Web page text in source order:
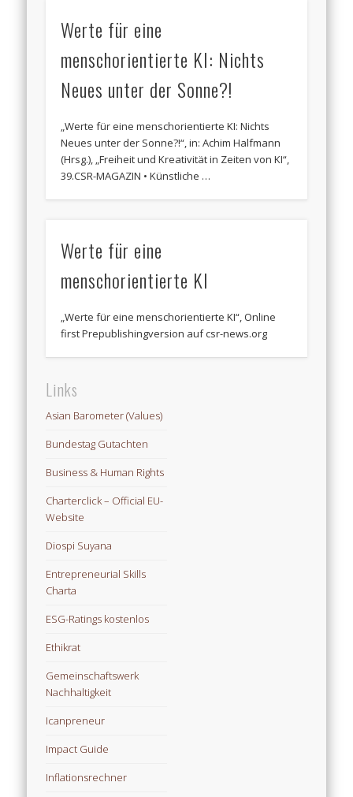
Werte für eine
menschorientierte KI: Nichts
Neues unter der Sonne?!
„Werte für eine menschorientierte KI: Nichts
Neues unter der Sonne?!“, in: Achim Halfmann
(Hrsg.), „Freiheit und Kreativität in Zeiten von KI“,
39.CSR-MAGAZIN • Künstliche …
Werte für eine
menschorientierte KI
„Werte für eine menschorientierte KI“, Online
first Prepublishingversion auf csr-news.org
Links
Asian Barometer (Values)
Bundestag Gutachten
Business & Human Rights
Charterclick – Official EU-
Website
Diospi Suyana
Entrepreneurial Skills
Charta
ESG-Ratings kostenlos
Ethikrat
Gemeinschaftswerk
Nachhaltigkeit
Icanpreneur
Impact Guide
Inflationsrechner